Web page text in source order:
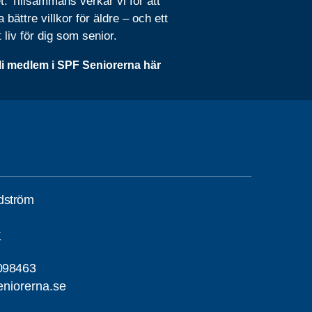
bättre villkor för äldre – och ett
liv för dig som senior.
medlem i SPF Seniorerna här